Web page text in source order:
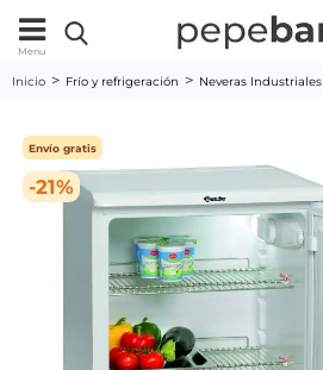
Menu
Inicio Frío y refrigeración Neveras Industriales
-21%
Envío gratis